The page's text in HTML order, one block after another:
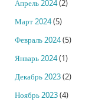
Апрель 2024(2)
Март 2024(5)
Февраль 2024(5)
Январь 2024(1)
Декабрь 2023(2)
Ноябрь 2023(4)